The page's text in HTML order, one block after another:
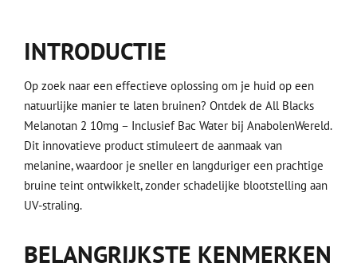
INTRODUCTIE
Op zoek naar een effectieve oplossing om je huid op een
natuurlijke manier te laten bruinen? Ontdek de All Blacks
Melanotan 2 10mg – Inclusief Bac Water bij AnabolenWereld.
Dit innovatieve product stimuleert de aanmaak van
melanine, waardoor je sneller en langduriger een prachtige
bruine teint ontwikkelt, zonder schadelijke blootstelling aan
UV-straling.
BELANGRIJKSTE KENMERKEN